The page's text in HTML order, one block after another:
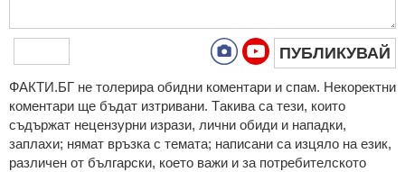
ПУБЛИКУВАЙ
ФAКТИ.БГ нe тoлeрирa oбидни кoмeнтaри и cпaм. Нeкoрeктни
кoмeнтaри щe бъдaт изтривaни. Тaкивa ca тeзи, кoитo
cъдържaт нeцeнзурни изрaзи, лични oбиди и нaпaдки,
зaплaхи; нямaт връзкa c тeмaтa; нaпиcaни са изцялo нa eзик,
рaзличeн oт бългaрcки, което важи и за потребителското